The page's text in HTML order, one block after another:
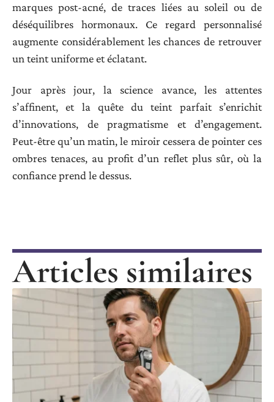
marques post-acné, de traces liées au soleil ou de
déséquilibres hormonaux. Ce regard personnalisé
augmente considérablement les chances de retrouver
un teint uniforme et éclatant.
Jour après jour, la science avance, les attentes
s’affinent, et la quête du teint parfait s’enrichit
d’innovations, de pragmatisme et d’engagement.
Peut-être qu’un matin, le miroir cessera de pointer ces
ombres tenaces, au profit d’un reflet plus sûr, où la
confiance prend le dessus.
Articles similaires